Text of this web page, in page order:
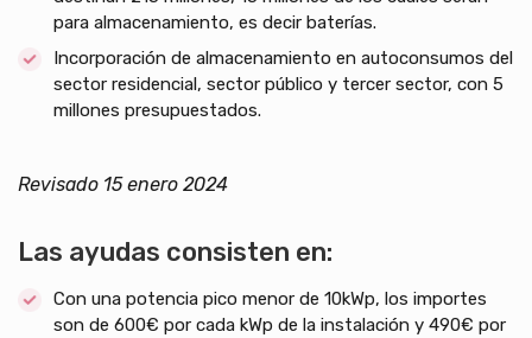
para almacenamiento, es decir baterías.
Incorporación de almacenamiento en autoconsumos del
sector residencial, sector público y tercer sector, con 5
millones presupuestados.
Revisado 15 enero 2024
Las ayudas consisten en:
Con una potencia pico menor de 10kWp, los importes
son de 600€ por cada kWp de la instalación y 490€ por